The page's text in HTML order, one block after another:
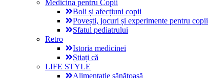
Medicina pentru Copii
Boli și afecțiuni copii
Povești, jocuri și experimente pentru copii
Sfatul pediatrului
Retro
Istoria medicinei
Știați că
LIFE STYLE
Alimentație sănătoasă